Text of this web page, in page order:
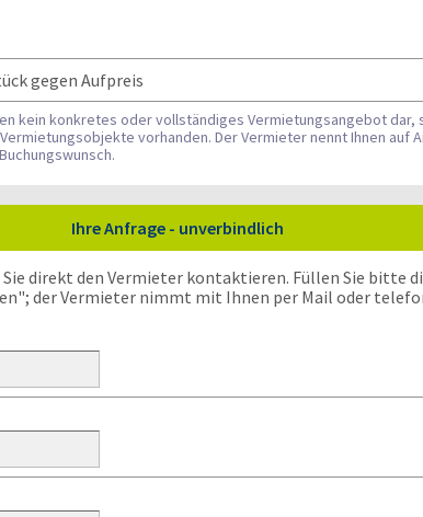
gegen Aufpreis
kein konkretes oder vollständiges Vermietungsangebot
vorhanden. Der Vermieter nennt Ihnen auf
Ihre Anfrage - unverbindlich
direkt den Vermieter kontaktieren. Füllen Sie bitte
der Vermieter nimmt mit Ihnen per Mail oder